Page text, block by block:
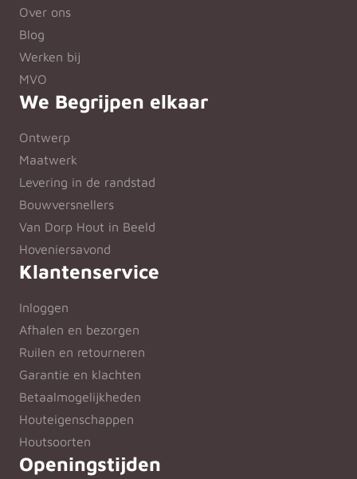
Over ons
Blog
Werken bij
MVO
We Begrijpen elkaar
Ontwerp
Maatwerk
Levering in de randstad
Bouwversnellers
Van Dorp Hout in Beeld
Hoveniersavond
Klantenservice
Inloggen
Afhalen en bezorgen
Ruilen en retourneren
Garantie en klachten
Betaalmogelijkheden
Houteigenschappen
Houtsoorten
Openingstijden